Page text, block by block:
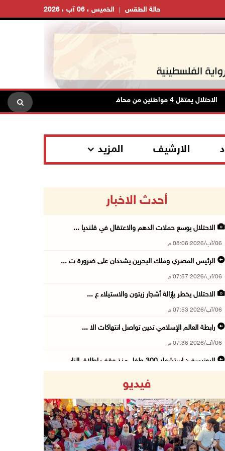
الخميس ، 06 آب ، 2026 حالة الطقس
الاحتلال يعتقل 4 مواطنين من محافظة نابلس الاحتلال يعتقل
الارشيف المزيد
أحدث الاخبار
الاحتلال يوسع حملات الدهم والاعتقال في قلنديا ...
06/آب/2026 08:06 م
الرئيس المصري وملك البحرين يشددان على ضرورة ت ...
06/آب/2026 07:57 م
الاحتلال يخطر بإزالة أشجار زيتون والاستيلاء ع ...
06/آب/2026 07:53 م
رابطة العالم الإسلامي تدين تواصل انتهاكات الا ...
06/آب/2026 07:36 م
اليونيسف: استشهاد 300 طفل منذ وقف إطلاق النار ...
06/آب/2026 07:27 م
إصابتان بالرصاص والاعتداء خلال اقتحام الاحتلا ...
06/آب/2026 06:56 م
فيديو
Previous Next